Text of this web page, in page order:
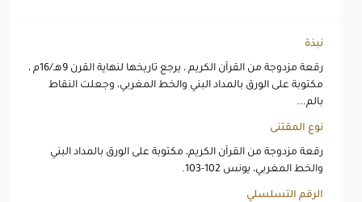
نبذة
رقعة مزدوجة من القرآن الكريم ، يرجع تاريخها لنهاية القرن 9هـ/16م ،
مكتوبة على الورق بالمداد البني والخط المغربي، وجعلت النقاط
بالم...
نوع المقتنى
رقعة مزدوجة من القرآن الكريم، مكتوبة على الورق بالمداد البني
والخط المغربي، يونس 102-103.
الرقم التسلسلي